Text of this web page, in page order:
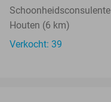
Schoonheidsconsulente
Houten (6 km)
Verkocht: 39